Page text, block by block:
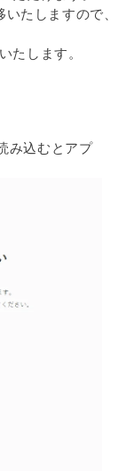
たしますので、
たします。
み込むとアプ